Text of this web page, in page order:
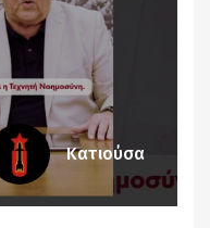
Κατιούσα